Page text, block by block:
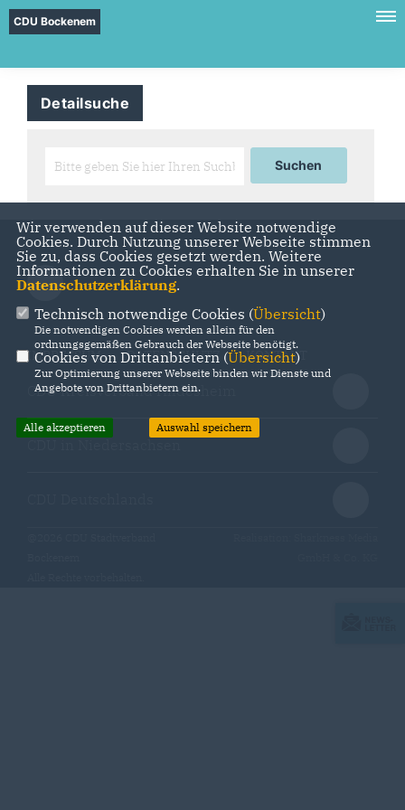
CDU Bockenem
Detailsuche
IMPRESSUM DATENSCHUTZ KONTAKT
CDU Kreisverband Hildesheim
Wir verwenden auf dieser Website notwendige
Cookies. Durch Nutzung unserer Webseite stimmen
Sie zu, dass Cookies gesetzt werden. Weitere
Informationen zu Cookies erhalten Sie in unserer
Datenschutzerklärung.
Technisch notwendige Cookies (Übersicht)
Die notwendigen Cookies werden allein für den
ordnungsgemäßen Gebrauch der Webseite benötigt.
Cookies von Drittanbietern (Übersicht)
Zur Optimierung unserer Webseite binden wir Dienste und
Angebote von Drittanbietern ein.
Alle akzeptieren Auswahl speichern